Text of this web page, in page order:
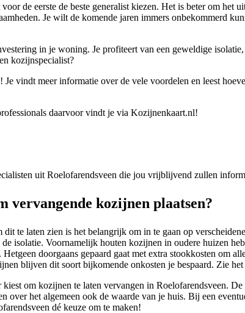
de eerste de beste generalist kiezen. Het is beter om het
Je wilt de komende jaren immers onbekommerd
in je woning. Je profiteert van een geweldige
kozijnspecialist?
vindt meer informatie over de vele voordelen en leest
daarvoor vindt je via Kozijnenkaart.nl!
uit Roelofarendsveen die jou vrijblijvend zullen
vervangende kozijnen plaatsen?
te laten zien is het belangrijk om in te gaan op
isolatie. Voornamelijk houten kozijnen in oudere huizen
doorgaans gepaard gaat met extra stookkosten om
blijven dit soort bijkomende onkosten je bespaard. Zie
om kozijnen te laten vervangen in Roelofarendsveen.
het algemeen ook de waarde van je huis. Bij een
dé keuze om te maken!